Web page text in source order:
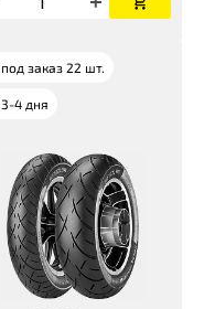
под заказ 22 шт.
3-4 дня